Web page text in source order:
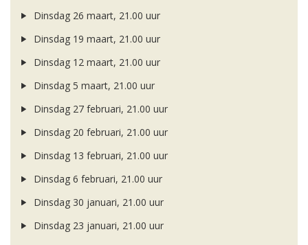
Dinsdag 26 maart, 21.00 uur
Dinsdag 19 maart, 21.00 uur
Dinsdag 12 maart, 21.00 uur
Dinsdag 5 maart, 21.00 uur
Dinsdag 27 februari, 21.00 uur
Dinsdag 20 februari, 21.00 uur
Dinsdag 13 februari, 21.00 uur
Dinsdag 6 februari, 21.00 uur
Dinsdag 30 januari, 21.00 uur
Dinsdag 23 januari, 21.00 uur